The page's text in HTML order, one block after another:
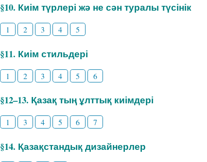
§10. Киім түрлері жә не сән туралы түсінік
1 2 3 4 5
§11. Киім стильдері
1 2 3 4 5 6
§12–13. Қазақ тың ұлттық киімдері
1 3 4 5 6 7
§14. Қазақстандық дизайнерлер